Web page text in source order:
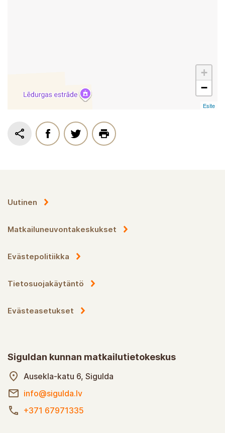
+
−
Esite
Uutinen
Matkailuneuvontakeskukset
Evästepolitiikka
Tietosuojakäytäntö
Evästeasetukset
Siguldan kunnan matkailutietokeskus
Ausekla-katu 6, Sigulda
info@sigulda.lv
+371 67971335